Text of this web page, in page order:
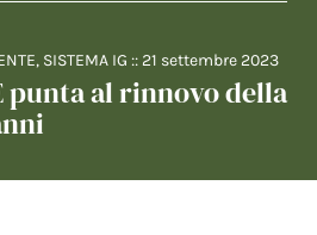
, SISTEMA IG :: 21 settembre 2023
punta al rinnovo della